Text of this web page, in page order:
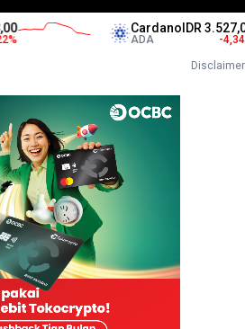
CardanoIDR 3.527,00
-4,34
Disclaimer